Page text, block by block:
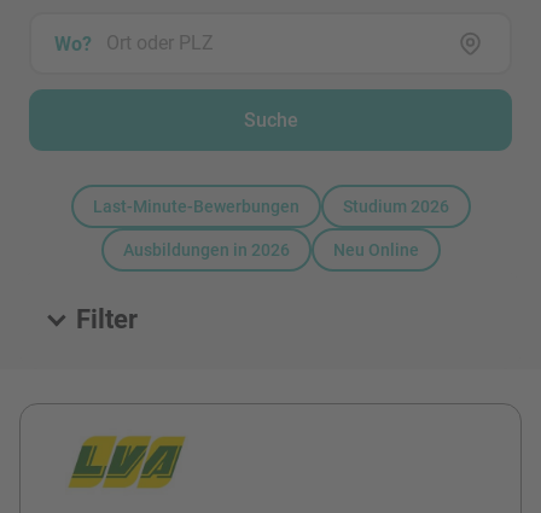
Wo?
Suche
Last-Minute-Bewerbungen Studium 2026
Ausbildungen in 2026 Neu Online
Filter
Alle Stellen